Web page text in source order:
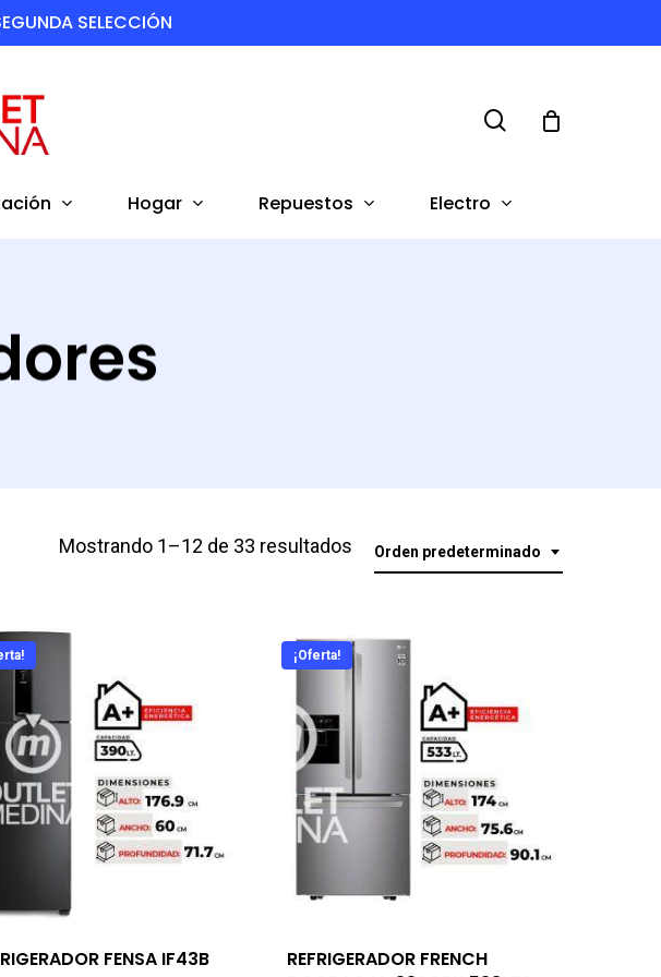
SELECCIÓN
Hogar Repuestos Electro
Orden predeterminado
Mostrando 1–12 de 33 resultados
FENSA IF43B
¡Oferta!
REFRIGERADOR FRENCH